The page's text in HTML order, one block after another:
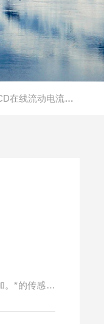
在线流动电流仪
。*的传感器